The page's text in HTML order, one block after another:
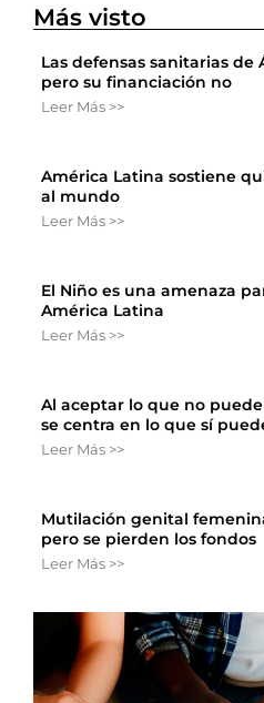
Más visto
Las defensas sanitarias de
pero su financiación no
Leer Más >>
América Latina sostiene
al mundo
Leer Más >>
El Niño es una amenaza
América Latina
Leer Más >>
Al aceptar lo que no
se centra en lo que sí
Leer Más >>
Mutilación genital
pero se pierden los fondos
Leer Más >>